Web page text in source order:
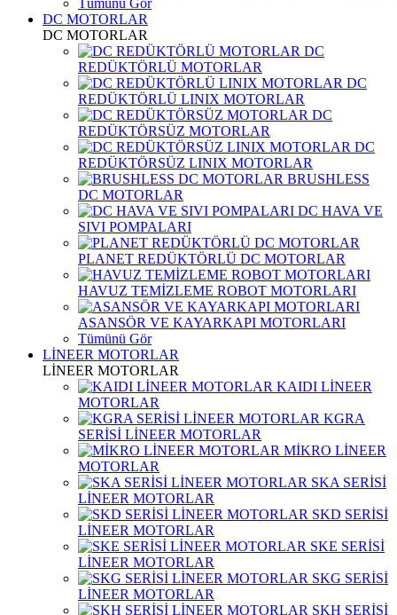
Tümünü Gör
DC MOTORLAR
DC MOTORLAR
DC
REDÜKTÖRLÜ MOTORLAR
DC
REDÜKTÖRLÜ LINIX MOTORLAR
DC
REDÜKTÖRSÜZ MOTORLAR
DC
REDÜKTÖRSÜZ LINIX MOTORLAR
BRUSHLESS
DC MOTORLAR
DC HAVA VE
SIVI POMPALARI
PLANET REDÜKTÖRLÜ DC MOTORLAR
HAVUZ TEMİZLEME ROBOT MOTORLARI
ASANSÖR VE KAYARKAPI MOTORLARI
Tümünü Gör
LİNEER MOTORLAR
LİNEER MOTORLAR
KAIDI LİNEER
MOTORLAR
KGRA
SERİSİ LİNEER MOTORLAR
MİKRO LİNEER
MOTORLAR
SKA SERİSİ
LİNEER MOTORLAR
SKD SERİSİ
LİNEER MOTORLAR
SKE SERİSİ
LİNEER MOTORLAR
SKG SERİSİ
LİNEER MOTORLAR
SKH SERİSİ